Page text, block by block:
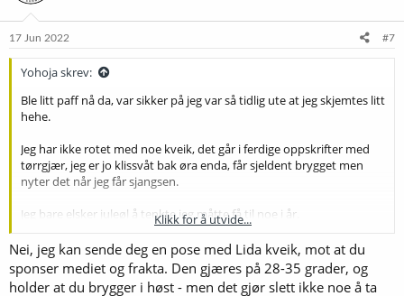
o
e
17 Jun 2022 #7
Yohoja skrev:
Ble litt paff nå da, var sikker på jeg var så tidlig ute at jeg skjemtes litt
hehe.
Jeg har ikke rotet med noe kveik, det går i ferdige oppskrifter med
tørrgjær, jeg er jo klissvåt bak øra enda, får sjeldent brygget men
nyter det når jeg får sjangsen.
Jeg bare elsker juleøl å tenkte jeg måtte få til noe i år.
Er det rett å slett for sent for sterke øl?
Må jeg evt strekke meg til en eller annen god brun ale.
Klikk for å utvide...
Nei, jeg kan sende deg en pose med Lida kveik, mot at du
sponser mediet og frakta. Den gjæres på 28-35 grader, og
holder at du brygger i høst - men det gjør slett ikke noe å ta